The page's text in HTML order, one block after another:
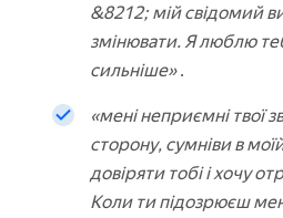
&8212; мій свідомий
змінювати. Я люблю
сильніше».
«мені неприємні твої
сторону, сумніви в
довіряти тобі і хочу
Коли ти підозрюєш